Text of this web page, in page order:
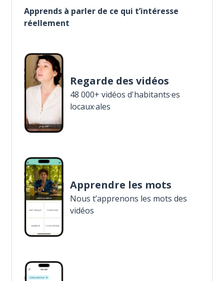
Apprends à parler de ce qui t’intéresse
réellement
Regarde des vidéos
48 000+ vidéos d'habitants·es
locaux·ales
Apprendre les mots
Nous t’apprenons les mots des
vidéos